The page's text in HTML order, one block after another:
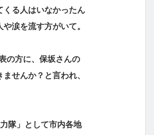
くる人はいなかったん
涙を流す方がいて。
の方に、保坂さんの
せんか？と言われ、
隊」として市内各地